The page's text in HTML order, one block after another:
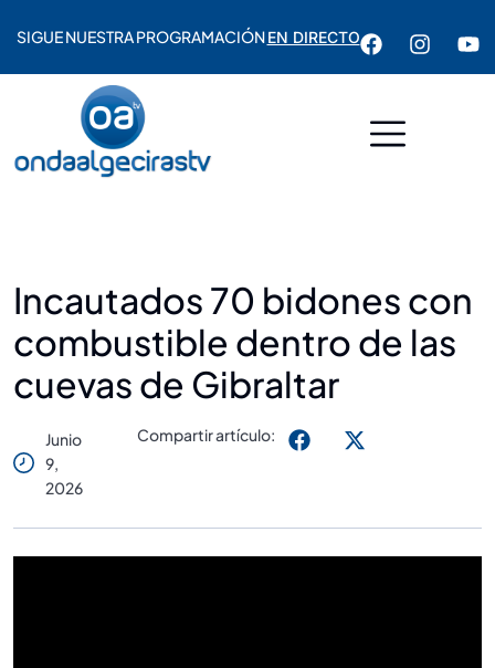
SIGUE NUESTRA PROGRAMACIÓNEN DIRECTO
Incautados 70 bidones con
combustible dentro de las
cuevas de Gibraltar
Junio
9,
2026
Compartir artículo: